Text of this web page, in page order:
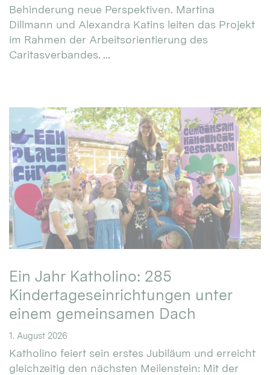
Behinderung neue Perspektiven. Martina
Dillmann und Alexandra Katins leiten das Projekt
im Rahmen der Arbeitsorientierung des
Caritasverbandes. ...
Ein Jahr Katholino: 285
Kindertageseinrichtungen unter
einem gemeinsamen Dach
1. August 2026
Katholino feiert sein erstes Jubiläum und erreicht
gleichzeitig den nächsten Meilenstein: Mit der